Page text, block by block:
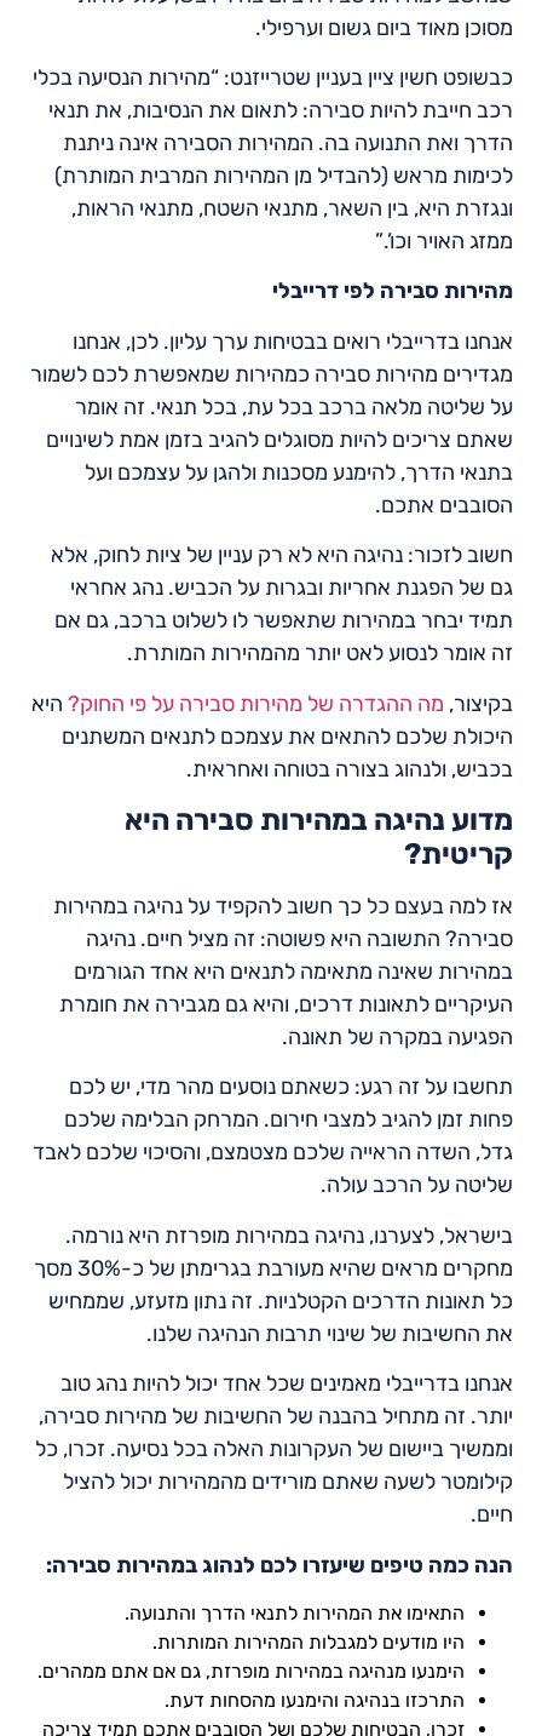
מסוכן מאוד ביום גשום וערפילי.
כבשופט חשין ציין בעניין שטרייזנט: “מהירות הנסיעה בכלי
רכב חייבת להיות סבירה: לתאום את הנסיבות, את תנאי
הדרך ואת התנועה בה. המהירות הסבירה אינה ניתנת
לכימות מראש (להבדיל מן המהירות המרבית המותרת)
ונגזרת היא, בין השאר, מתנאי השטח, מתנאי הראות,
ממזג האויר וכו’.”
מהירות סבירה לפי דרייבלי
אנחנו בדרייבלי רואים בבטיחות ערך עליון. לכן, אנחנו
מגדירים מהירות סבירה כמהירות שמאפשרת לכם לשמור
על שליטה מלאה ברכב בכל עת, בכל תנאי. זה אומר
שאתם צריכים להיות מסוגלים להגיב בזמן אמת לשינויים
בתנאי הדרך, להימנע מסכנות ולהגן על עצמכם ועל
הסובבים אתכם.
חשוב לזכור: נהיגה היא לא רק עניין של ציות לחוק, אלא
גם של הפגנת אחריות ובגרות על הכביש. נהג אחראי
תמיד יבחר במהירות שתאפשר לו לשלוט ברכב, גם אם
זה אומר לנסוע לאט יותר מהמהירות המותרת.
בקיצור, מה ההגדרה של מהירות סבירה על פי החוק? היא
היכולת שלכם להתאים את עצמכם לתנאים המשתנים
בכביש, ולנהוג בצורה בטוחה ואחראית.
מדוע נהיגה במהירות סבירה היא
קריטית?
אז למה בעצם כל כך חשוב להקפיד על נהיגה במהירות
סבירה? התשובה היא פשוטה: זה מציל חיים. נהיגה
במהירות שאינה מתאימה לתנאים היא אחד הגורמים
העיקריים לתאונות דרכים, והיא גם מגבירה את חומרת
הפגיעה במקרה של תאונה.
תחשבו על זה רגע: כשאתם נוסעים מהר מדי, יש לכם
פחות זמן להגיב למצבי חירום. המרחק הבלימה שלכם
גדל, השדה הראייה שלכם מצטמצם, והסיכוי שלכם לאבד
שליטה על הרכב עולה.
בישראל, לצערנו, נהיגה במהירות מופרזת היא נורמה.
מחקרים מראים שהיא מעורבת בגרימתן של כ-30% מסך
כל תאונות הדרכים הקטלניות. זה נתון מזעזע, שממחיש
את החשיבות של שינוי תרבות הנהיגה שלנו.
אנחנו בדרייבלי מאמינים שכל אחד יכול להיות נהג טוב
יותר. זה מתחיל בהבנה של החשיבות של מהירות סבירה,
וממשיך ביישום של העקרונות האלה בכל נסיעה. זכרו, כל
קילומטר לשעה שאתם מורידים מהמהירות יכול להציל
חיים.
הנה כמה טיפים שיעזרו לכם לנהוג במהירות סבירה:
התאימו את המהירות לתנאי הדרך והתנועה.
היו מודעים למגבלות המהירות המותרות.
הימנעו מנהיגה במהירות מופרזת, גם אם אתם ממהרים.
התרכזו בנהיגה והימנעו מהסחות דעת.
זכרו, הבטיחות שלכם ושל הסובבים אתכם תמיד צריכה